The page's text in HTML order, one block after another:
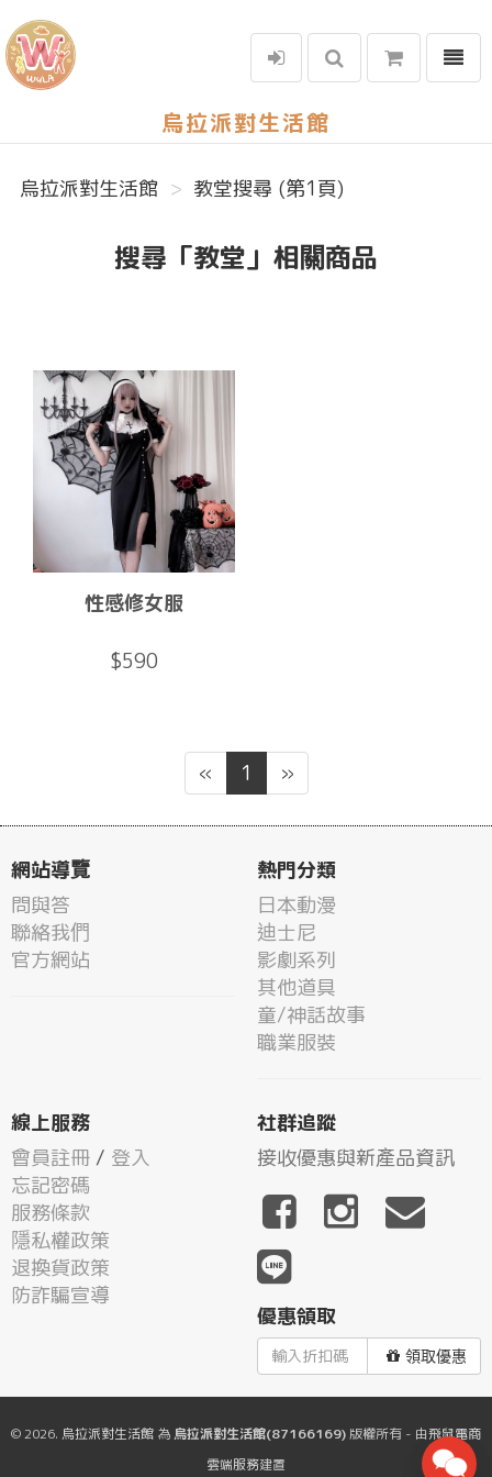
烏拉派對生活館
選單
烏拉派對生活館 教堂搜尋 (第1頁)
搜尋「教堂」相關商品
性感修女服
$590
« 1 »
網站導覽
問與答
聯絡我們
官方網站
熱門分類
日本動漫
迪士尼
影劇系列
其他道具
童/神話故事
職業服裝
線上服務
會員註冊 / 登入
忘記密碼
服務條款
隱私權政策
退換貨政策
防詐騙宣導
社群追蹤
接收優惠與新產品資訊
優惠領取
領取優惠
© 2026. 烏拉派對生活館 為 烏拉派對生活館(87166169)版權所有 - 由飛鼠電商
雲端服務建置